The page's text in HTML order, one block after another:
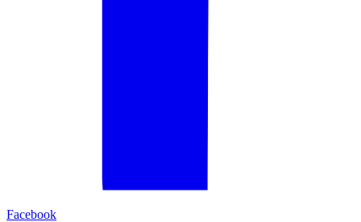
Facebook